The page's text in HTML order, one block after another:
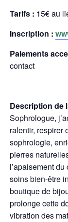
Tarifs : 15€ au
Inscription :
Paiements
contact
Description de
Sophrologue,
ralentir, respirer
sophrologie,
pierres
l’apaisement
soins bien-être
boutique de
prolonge cette
vibration des